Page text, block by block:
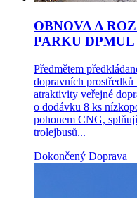
OBNOVA A
PARKU DPMUL
Předmětem
dopravních
atraktivity veřejné
o dodávku 8 ks
pohonem CNG,
trolejbusů...
Dokončený Doprava